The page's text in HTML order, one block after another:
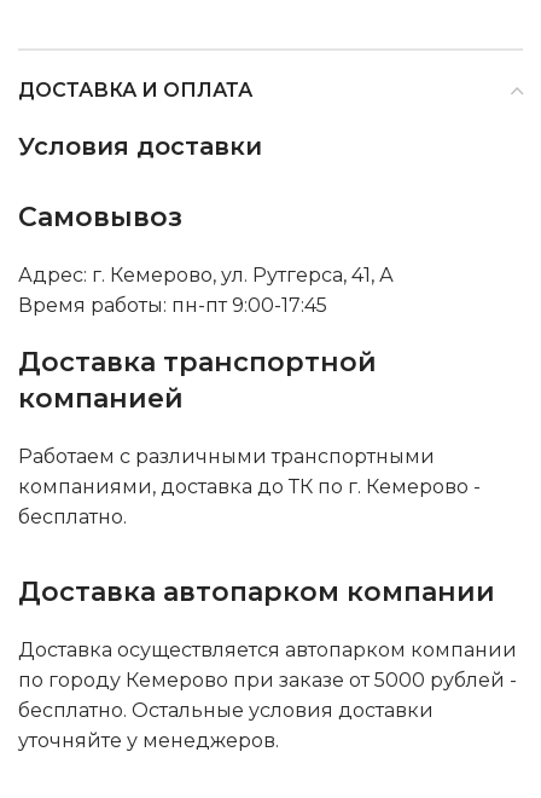
ДОСТАВКА И ОПЛАТА
Условия доставки
Самовывоз
Адрес: г. Кемерово, ул. Рутгерса, 41, А
Время работы: пн-пт 9:00-17:45
Доставка транспортной
компанией
Работаем с различными транспортными
компаниями, доставка до ТК по г. Кемерово -
бесплатно.
Доставка автопарком компании
Доставка осуществляется автопарком компании
по городу Кемерово при заказе от 5000 рублей -
бесплатно. Остальные условия доставки
уточняйте у менеджеров.